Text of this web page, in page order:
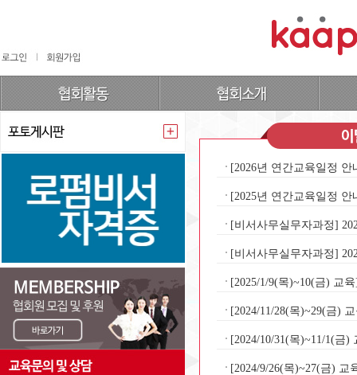
[2026년 연간교육일정
[2025년 연간교육일정
[비서사무실무자과정]
[비서사무실무자과정]
[2025/1/9(목)~10(금) 교
[2024/11/28(목)~29(금)
[2024/10/31(목)~11/1(금
[2024/9/26(목)~27(금)